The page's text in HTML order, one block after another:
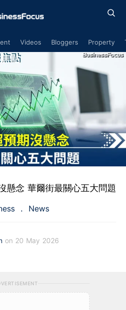
Videos Bloggers Property
懸念 華爾街最關心五大問題
News
on 20 May 2026